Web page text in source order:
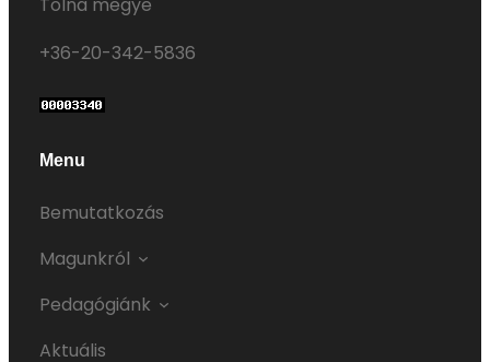
Tolna megye
+36-20-342-5836
Menu
Bemutatkozás
Magunkról
Pedagógiánk
Aktuális